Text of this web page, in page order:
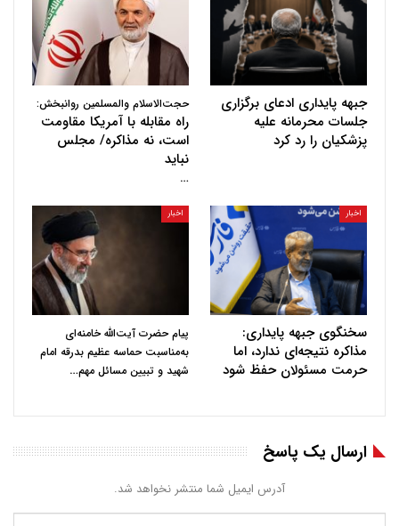
جبهه پایداری ادعای برگزاری
جلسات محرمانه علیه
پزشکیان را رد کرد
حجت‌الاسلام والمسلمین روانبخش:
راه مقابله با آمریکا مقاومت
است، نه مذاکره/ مجلس
نباید
…
اخبار
سخنگوی جبهه پایداری:
مذاکره نتیجه‌ای ندارد، اما
حرمت مسئولان حفظ شود
اخبار
پیام حضرت آیت‌الله خامنه‌ای
به‌مناسبت حماسه عظیم بدرقه امام
شهید و تبیین مسائل مهم…
ارسال یک پاسخ
آدرس ایمیل شما منتشر نخواهد شد.